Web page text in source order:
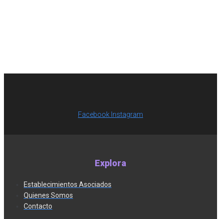
Facebook Instagram
Explora
Establecimientos Asociados
Quienes Somos
Contacto